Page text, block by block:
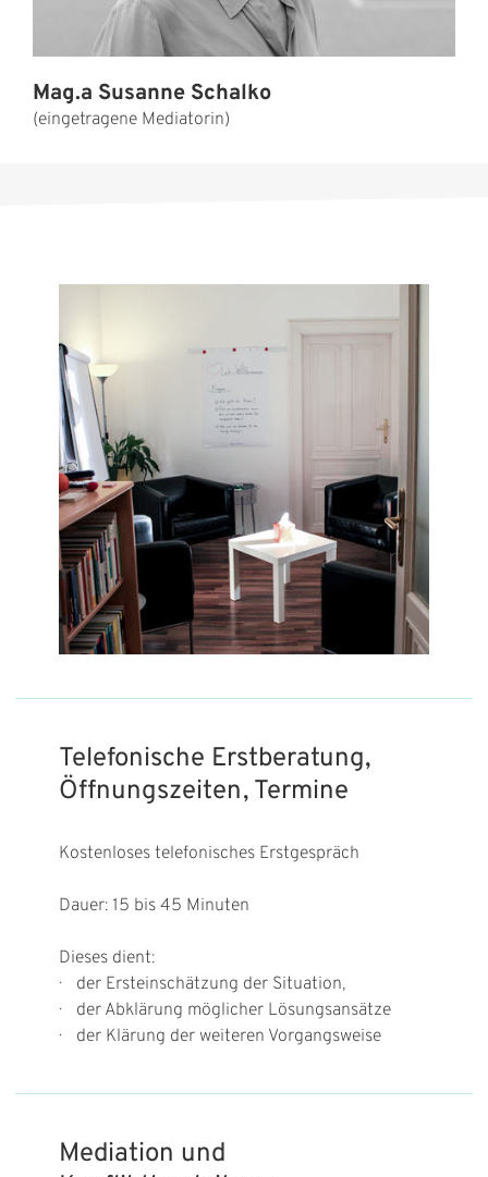
Mag.a Susanne Schalko
(eingetragene Mediatorin)
Telefonische Erstberatung,
Öffnungszeiten, Termine
Kostenloses telefonisches Erstgespräch
Dauer: 15 bis 45 Minuten
Dieses dient:
· der Ersteinschätzung der Situation,
· der Abklärung möglicher Lösungsansätze
· der Klärung der weiteren Vorgangsweise
Mediation und